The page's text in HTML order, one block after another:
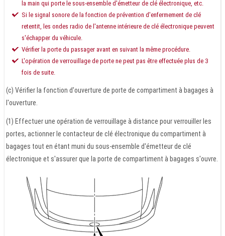
la main qui porte le sous-ensemble d'émetteur de clé électronique, etc.
Si le signal sonore de la fonction de prévention d'enfermement de clé
retentit, les ondes radio de l'antenne intérieure de clé électronique peuvent
s'échapper du véhicule.
Vérifier la porte du passager avant en suivant la même procédure.
L'opération de verrouillage de porte ne peut pas être effectuée plus de 3
fois de suite.
(c) Vérifier la fonction d'ouverture de porte de compartiment à bagages à
l'ouverture.
(1) Effectuer une opération de verrouillage à distance pour verrouiller les
portes, actionner le contacteur de clé électronique du compartiment à
bagages tout en étant muni du sous-ensemble d'émetteur de clé
électronique et s'assurer que la porte de compartiment à bagages s'ouvre.